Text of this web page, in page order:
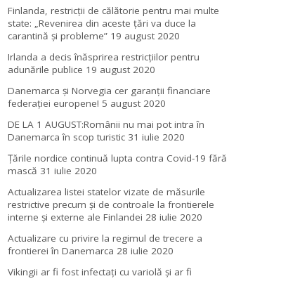
Finlanda, restricţii de călătorie pentru mai multe
state: „Revenirea din aceste ţări va duce la
carantină şi probleme” 19 august 2020
Irlanda a decis înăsprirea restricțiilor pentru
adunările publice 19 august 2020
Danemarca și Norvegia cer garanții financiare
federației europene! 5 august 2020
DE LA 1 AUGUST:Românii nu mai pot intra în
Danemarca în scop turistic 31 iulie 2020
Țările nordice continuă lupta contra Covid-19 fără
mască 31 iulie 2020
Actualizarea listei statelor vizate de măsurile
restrictive precum și de controale la frontierele
interne și externe ale Finlandei 28 iulie 2020
Actualizare cu privire la regimul de trecere a
frontierei în Danemarca 28 iulie 2020
Vikingii ar fi fost infectaţi cu variolă şi ar fi